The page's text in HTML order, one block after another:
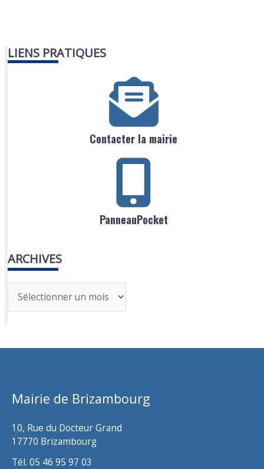
LIENS PRATIQUES
Contacter la mairie
PanneauPocket
ARCHIVES
r
h
Mairie de Brizambourg
10, Rue du Docteur Grand
17770 Brizambourg
Tél. 05 46 95 97 03